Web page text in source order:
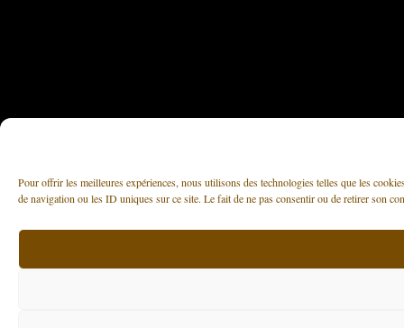
Pour offrir les meilleures expériences, nous utilisons des technologies telles que les
de navigation ou les ID uniques sur ce site. Le fait de ne pas consentir ou de retirer son